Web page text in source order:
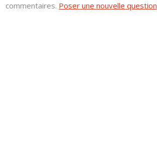
commentaires. Poser une nouvelle question